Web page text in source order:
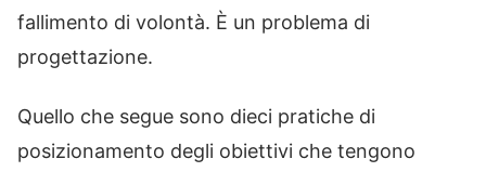
fallimento di volontà. È un problema di
progettazione.
Quello che segue sono dieci pratiche di
posizionamento degli obiettivi che tengono